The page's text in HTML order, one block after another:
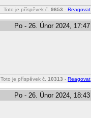
Toto je příspěvek č.9653 - Reagovat
Po - 26. Únor 2024, 17:47
Toto je příspěvek č.10313 - Reagovat
Po - 26. Únor 2024, 18:43